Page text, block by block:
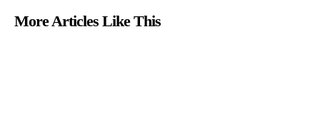
More Articles Like This